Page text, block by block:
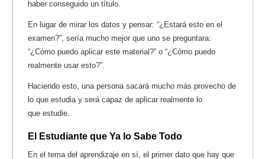
haber conseguido un título.
En lugar de mirar los datos y pensar: “¿Estará esto en el
examen?”, sería mucho mejor que uno se preguntara:
“¿Cómo puedo aplicar este material?” o “¿Cómo puedo
realmente usar esto?”.
Haciendo esto, una persona sacará mucho más provecho de
lo que estudia y será capaz de aplicar realmente lo
que estudie.
El Estudiante que Ya lo Sabe Todo
En el tema del aprendizaje en sí, el primer dato que hay que